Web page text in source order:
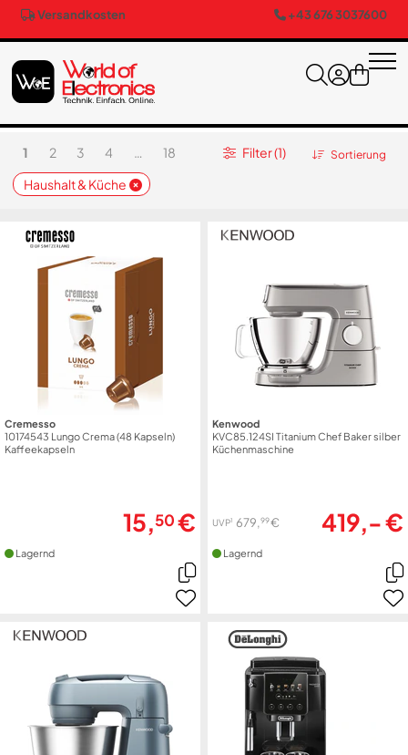
Versandkosten +43 676 3037600
Sortierung
1 2 3 4 …
18
Haushalt & Küche
Filter (1)
Cremesso
10174543 Lungo Crema (48 Kapseln)
Kaffeekapseln
15,50€
Lagernd
Kenwood
KVC85.124SI Titanium Chef Baker silber
Küchenmaschine
UVP1 679,99€ 419,- €
Lagernd